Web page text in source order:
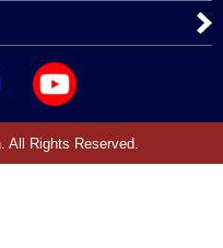
All Rights Reserved.